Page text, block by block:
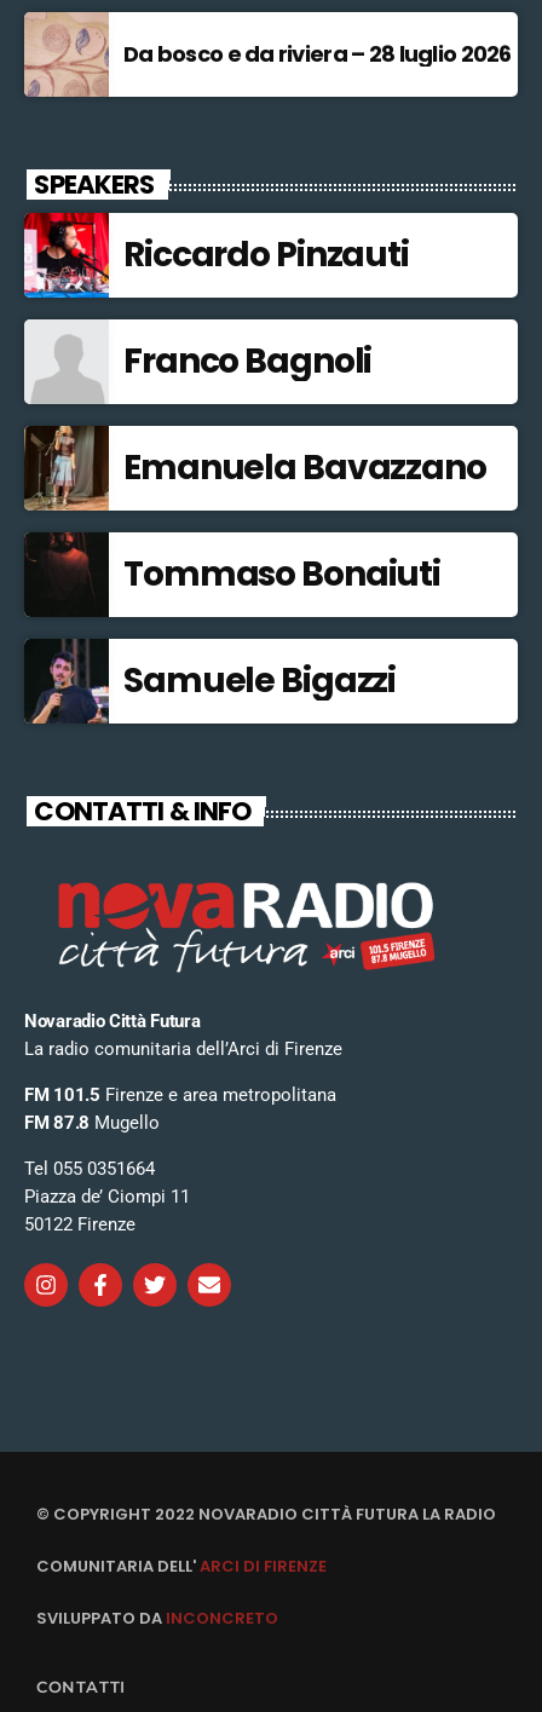
Da bosco e da riviera – 28 luglio 2026
SPEAKERS
Riccardo Pinzauti
Franco Bagnoli
Emanuela Bavazzano
Tommaso Bonaiuti
Samuele Bigazzi
CONTATTI & INFO
Novaradio Città Futura
La radio comunitaria dell’Arci di Firenze
FM 101.5 Firenze e area metropolitana
FM 87.8 Mugello
Tel 055 0351664
Piazza de’ Ciompi 11
50122 Firenze
© COPYRIGHT 2022 NOVARADIO CITTÀ FUTURA LA RADIO
COMUNITARIA DELL'ARCI DI FIRENZE
SVILUPPATO DA INCONCRETO
CONTATTI